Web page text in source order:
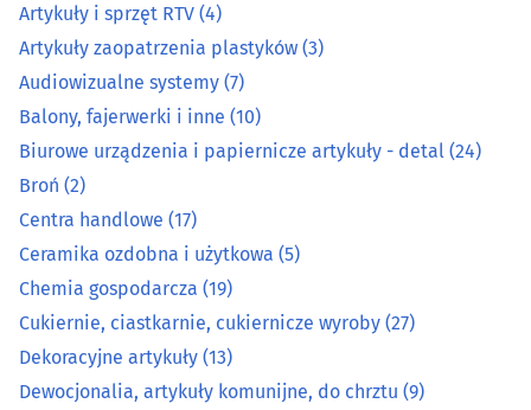
Dekoracyjne artykuły (13)
Dewocjonalia, artykuły komunijne, do chrztu
Dodatki krawieckie(6)
Elektronarzędzia (32)
Elektroniczne artykuły i sprzęt
Elektrotechniczne artykuły (11)
Elektryczne artykuły i sprzęt(17)
Artykuły i sprzęt RTV (4)
Artykuły zaopatrzenia plastyków (3)
Audiowizualne systemy (7)
Balony, fajerwerki i inne (10)
Biurowe urządzenia i papiernicze artykuły - detal (24)
Broń (2)
Centra handlowe (17)
Ceramika ozdobna i użytkowa (5)
Chemia gospodarcza (19)
Cukiernie, ciastkarnie, cukiernicze wyroby (27)
Dekoracyjne artykuły (13)
Dewocjonalia, artykuły komunijne, do chrztu (9)